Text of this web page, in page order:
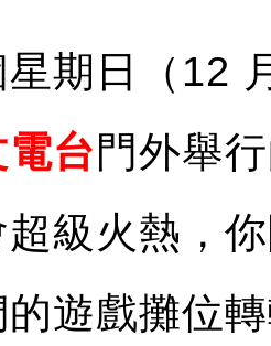
星期日（12
台門外舉
超級火熱，
的遊戲攤位